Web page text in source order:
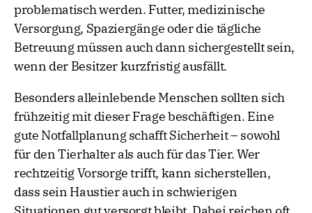
problematisch werden. Futter, medizinische
Versorgung, Spaziergänge oder die tägliche
Betreuung müssen auch dann sichergestellt sein,
wenn der Besitzer kurzfristig ausfällt.
Besonders alleinlebende Menschen sollten sich
frühzeitig mit dieser Frage beschäftigen. Eine
gute Notfallplanung schafft Sicherheit – sowohl
für den Tierhalter als auch für das Tier. Wer
rechtzeitig Vorsorge trifft, kann sicherstellen,
dass sein Haustier auch in schwierigen